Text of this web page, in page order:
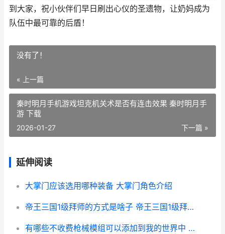
到大家，祝小伙伴们早日刷出心仪的圣遗物，让奶妈成为
队伍中最可靠的后盾！
没有了！
« 上一篇
秦时明月手机游戏坦克机关术是否有连击效果 秦时明月手
游 下载
下一篇 »
2026-01-27
延伸阅读
大掌门应该选用哪种装备 大掌门角色介绍
帝王三国1级拜师的方式是啥子 帝王三国1级拜师怎么玩
有哪些不收费枪械模组可以添加到我的世界中 没有不收费的吗